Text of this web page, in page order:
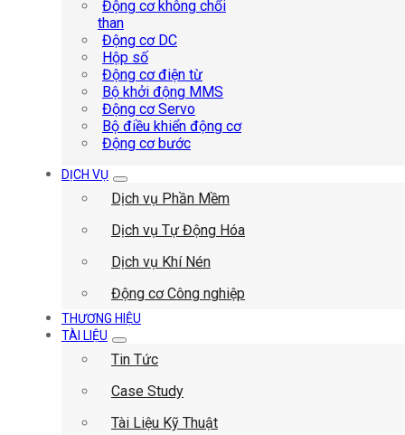
Động cơ không chổi
than
Động cơ DC
Hộp số
Động cơ điện từ
Bộ khởi động MMS
Động cơ Servo
Bộ điều khiển động cơ
Động cơ bước
DỊCH VỤ
Dịch vụ Phần Mềm
Dịch vụ Tự Động Hóa
Dịch vụ Khí Nén
Động cơ Công nghiệp
THƯƠNG HIỆU
TÀI LIỆU
Tin Tức
Case Study
Tài Liệu Kỹ Thuật